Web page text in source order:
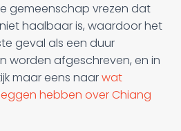
gemeenschap vrezen dat
haalbaar is, waardoor het
geval als een duur
worden afgeschreven, en in
maar eens naarwat
hebben over Chiang